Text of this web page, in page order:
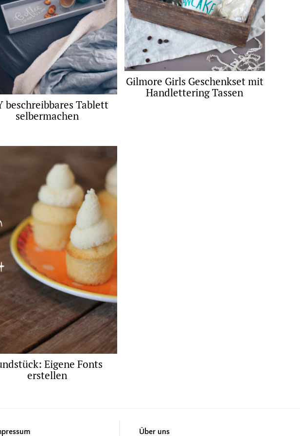
beschreibbares Tablett
selbermachen
Gilmore Girls Geschenkset mit
Handlettering Tassen
Eigene Fonts
erstellen
Über uns